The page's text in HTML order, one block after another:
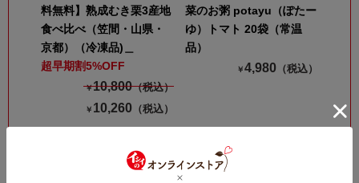
料無料】熟成むき栗3産地
食べ比べ（笠間・山県・
京都）（冷凍品)＿
超早期割5%OFF
￥10,800（税込）
￥ 10,260 （税込）
菜のお粥 potayu（ぽたー
ゆ）トマト 20袋（常温
品）
￥4,980 （税込）